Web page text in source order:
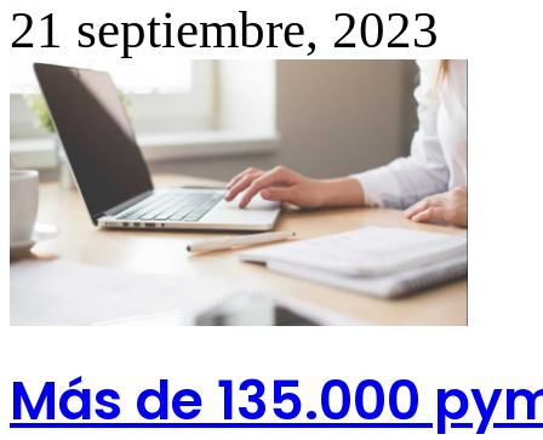
21 septiembre, 2023
Más de 135.000